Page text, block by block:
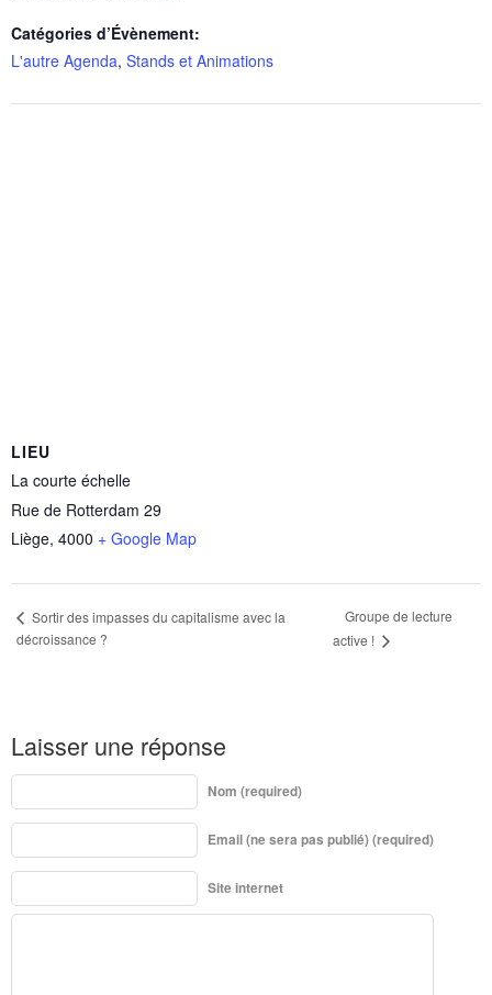
Catégories d’Évènement:
L'autre Agenda, Stands et Animations
LIEU
La courte échelle
Rue de Rotterdam 29
Liège, 4000 + Google Map
Sortir des impasses du capitalisme avec la
décroissance ?
Groupe de lecture
active !
Laisser une réponse
Nom (required)
Email (ne sera pas publié) (required)
Site internet